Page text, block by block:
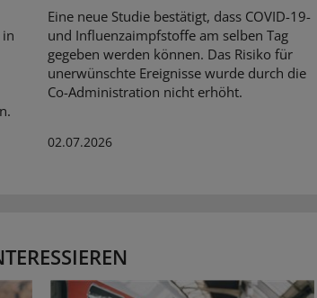
Eine neue Studie bestätigt, dass COVID-19-
und Influenzaimpfstoffe am selben Tag
gegeben werden können. Das Risiko für
unerwünschte Ereignisse wurde durch die
Co-Administration nicht erhöht.
02.07.2026